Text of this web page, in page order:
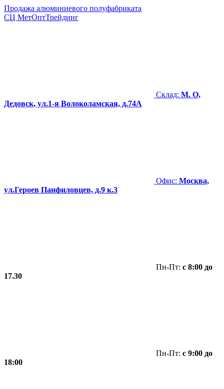
Продажа алюминиевого полуфабриката
СЦ МетОптТрейдинг
Склад: М. О,
Дедовск, ул.1-я Волоколамская, д.74А
Офис: Москва,
ул.Героев Панфиловцев, д.9 к.3
Пн-Пт: с 8:00 до
17.30
Пн-Пт: с 9:00 до
18:00